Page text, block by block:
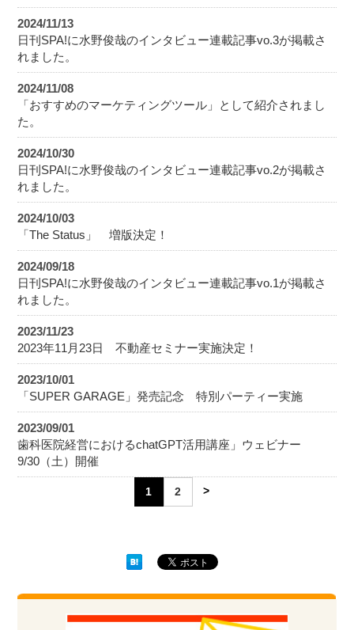
2024/11/13
日刊SPA!に水野俊哉のインタビュー連載記事vo.3が掲載さ
れました。
2024/11/08
「おすすめのマーケティングツール」として紹介されまし
た。
2024/10/30
日刊SPA!に水野俊哉のインタビュー連載記事vo.2が掲載さ
れました。
2024/10/03
「The Status」 増版決定！
2024/09/18
日刊SPA!に水野俊哉のインタビュー連載記事vo.1が掲載さ
れました。
2023/11/23
2023年11月23日 不動産セミナー実施決定！
2023/10/01
「SUPER GARAGE」発売記念 特別パーティー実施
2023/09/01
歯科医院経営におけるchatGPT活用講座」ウェビナー
9/30（土）開催
1 2 >